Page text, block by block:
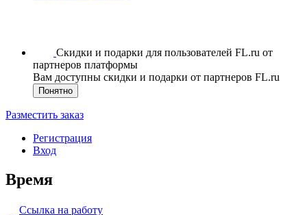
Скидки и подарки для пользователей FL.ru от
партнеров платформы
Вам доступны скидки и подарки от партнеров FL.ru
Понятно
Разместить заказ
Регистрация
Вход
Время
Ссылка на работу